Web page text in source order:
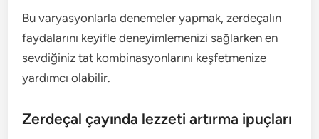
Bu varyasyonlarla denemeler yapmak, zerdeçalın
faydalarını keyifle deneyimlemenizi sağlarken en
sevdiğiniz tat kombinasyonlarını keşfetmenize
yardımcı olabilir.
Zerdeçal çayında lezzeti artırma ipuçları